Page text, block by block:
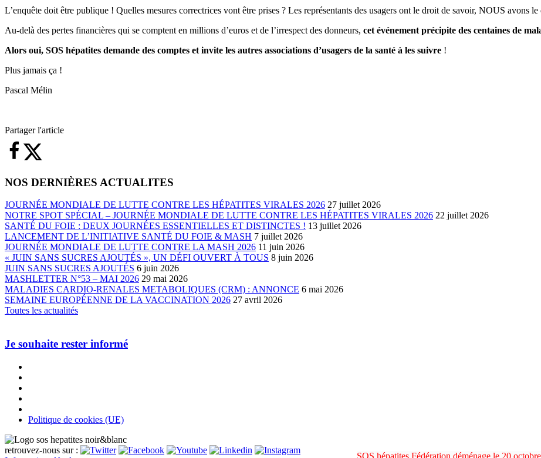
L’enquête doit être publique ! Quelles mesures correctrices vont être prises ? Les représentants des usagers ont le droit de savoir, NOUS avons
Au-delà des pertes financières qui se comptent en millions d’euros et de l’irrespect des donneurs, cet événement précipite des centaines de
Alors oui, SOS hépatites demande des comptes et invite les autres associations d’usagers de la santé à les suivre !
Plus jamais ça !
Pascal Mélin
Partager l'article
NOS DERNIÈRES ACTUALITES
JOURNÉE MONDIALE DE LUTTE CONTRE LES HÉPATITES VIRALES 2026 27 juillet 2026
NOTRE SPOT SPÉCIAL – JOURNÉE MONDIALE DE LUTTE CONTRE LES HÉPATITES VIRALES 2026 22 juillet 2026
SANTÉ DU FOIE : DEUX JOURNÉES ESSENTIELLES ET DISTINCTES ! 13 juillet 2026
LANCEMENT DE L’INITIATIVE SANTÉ DU FOIE & MASH 7 juillet 2026
JOURNÉE MONDIALE DE LUTTE CONTRE LA MASH 2026 11 juin 2026
« JUIN SANS SUCRES AJOUTÉS », UN DÉFI OUVERT À TOUS 8 juin 2026
JUIN SANS SUCRES AJOUTÉS 6 juin 2026
MASHLETTER N°53 – MAI 2026 29 mai 2026
MALADIES CARDIO-RENALES METABOLIQUES (CRM) : ANNONCE 6 mai 2026
SEMAINE EUROPÉENNE DE LA VACCINATION 2026 27 avril 2026
Toutes les actualités
Je souhaite rester informé
Politique de cookies (UE)
retrouvez-nous sur :
SOS hépatites Fédération déménage le 20